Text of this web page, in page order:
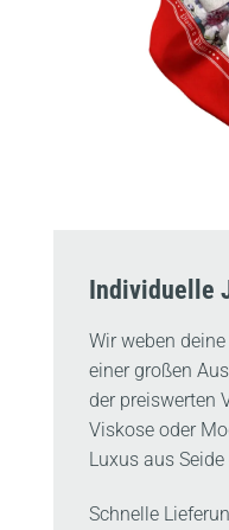
Individuelle
Wir weben
einer großen
der preiswerten
Viskose oder
Luxus aus
Schnelle